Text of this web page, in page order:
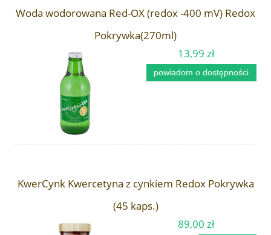
Woda wodorowana Red-OX (redox -400 mV) Redox
Pokrywka(270ml)
13,99 zł
powiadom o dostępności
KwerCynk Kwercetyna z cynkiem Redox Pokrywka
(45 kaps.)
89,00 zł